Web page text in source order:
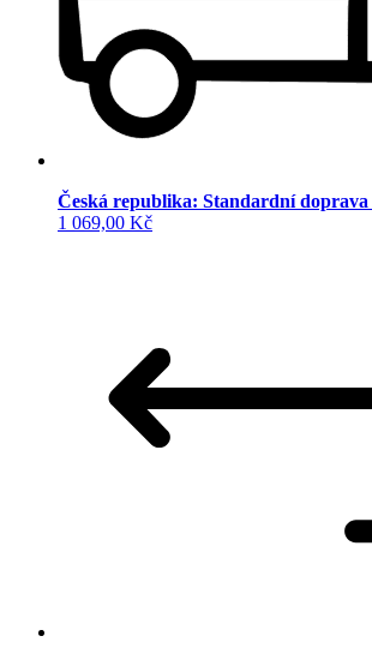
Česká republika: Standardní doprava
1 069,00 Kč